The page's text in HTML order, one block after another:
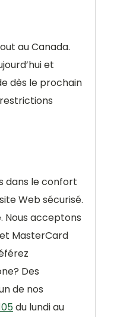
au Canada.
et
dès le prochain
dans le confort
Web sécurisé.
Nous acceptons
MasterCard
Des
de nos
du lundi au